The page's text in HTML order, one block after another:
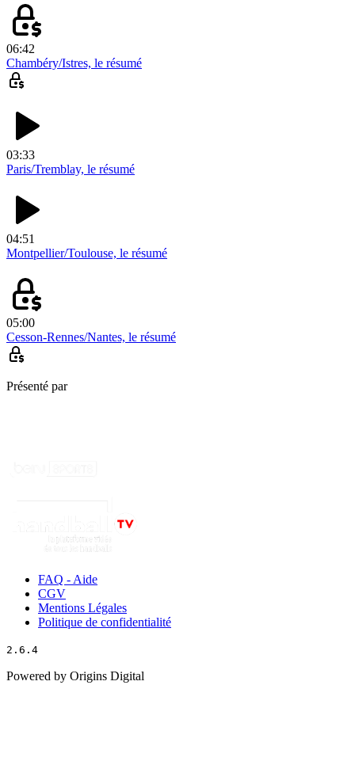
06:42
Chambéry/Istres, le résumé
03:33
Paris/Tremblay, le résumé
04:51
Montpellier/Toulouse, le résumé
05:00
Cesson-Rennes/Nantes, le résumé
Présenté par
FAQ - Aide
CGV
Mentions Légales
Politique de confidentialité
2.6.4
Powered by Origins Digital